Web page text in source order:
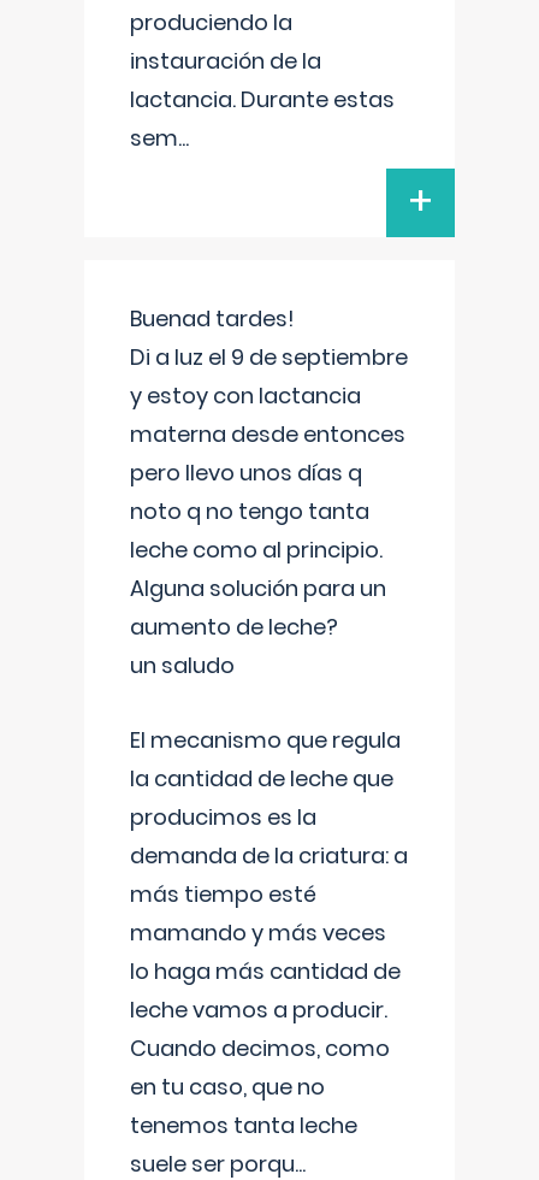
produciendo la
instauración de la
lactancia. Durante estas
sem...
+
Buenad tardes!
Di a luz el 9 de septiembre
y estoy con lactancia
materna desde entonces
pero llevo unos días q
noto q no tengo tanta
leche como al principio.
Alguna solución para un
aumento de leche?
un saludo
El mecanismo que regula
la cantidad de leche que
producimos es la
demanda de la criatura: a
más tiempo esté
mamando y más veces
lo haga más cantidad de
leche vamos a producir.
Cuando decimos, como
en tu caso, que no
tenemos tanta leche
suele ser porqu...